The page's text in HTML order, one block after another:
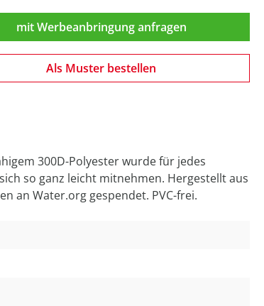
mit Werbeanbringung anfragen
Als Muster bestellen
300D-Polyester wurde für jedes
so ganz leicht mitnehmen. Hergestellt aus
an Water.org gespendet. PVC-frei.